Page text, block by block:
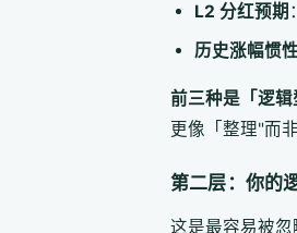
L2 分红预期
历史涨幅惯
前三种是「逻
更像「整理"而
第二层：你的
这是最容易被忽